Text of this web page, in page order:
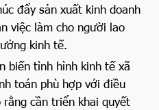
đẩy sản xuất kinh doanh
việc làm cho người lao
kinh tế.
biến tình hình kinh tế xã
toán phù hợp với điều
cần triển khai quyết